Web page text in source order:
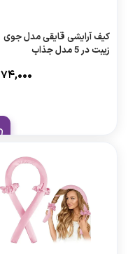
کیف آرایشی قایقی مدل جوی
زیبت در 5 مدل جذاب
۷۴,۰۰۰